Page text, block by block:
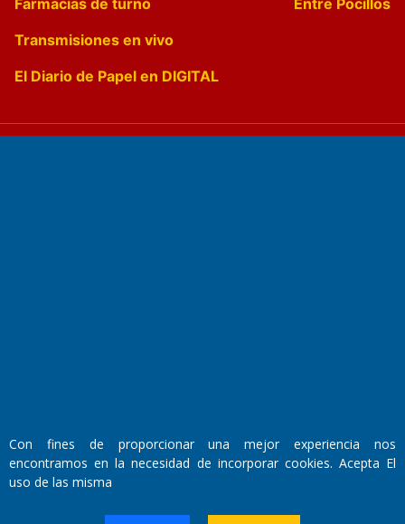
Transmisiones en vivo
El Diario de Papel en DIGITAL
Santa Rosa, La Pampa.
Con fines de proporcionar una mejor experiencia nos
encontramos en la necesidad de incorporar cookies. Acepta El
uso de las misma